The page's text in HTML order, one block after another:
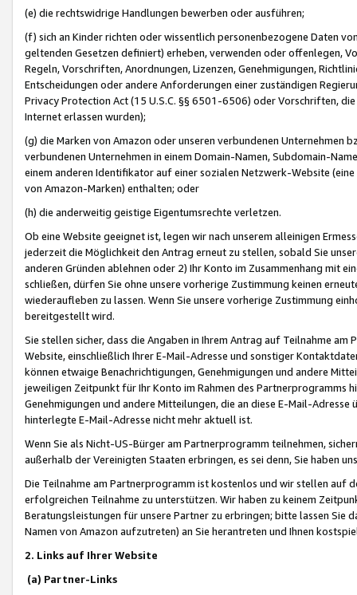
(e) die rechtswidrige Handlungen bewerben oder ausführen;
(f) sich an Kinder richten oder wissentlich personenbezogene Daten
geltenden Gesetzen definiert) erheben, verwenden oder offenlegen,
Regeln, Vorschriften, Anordnungen, Lizenzen, Genehmigungen,
Entscheidungen oder andere Anforderungen einer zuständigen
Privacy Protection Act (15 U.S.C. §§ 6501-6506) oder Vorschriften,
Internet erlassen wurden);
(g) die Marken von Amazon oder unseren verbundenen Unternehmen
verbundenen Unternehmen in einem Domain-Namen, Subdomain-
einem anderen Identifikator auf einer sozialen Netzwerk-Website
von Amazon-Marken) enthalten; oder
(h) die anderweitig geistige Eigentumsrechte verletzen.
Ob eine Website geeignet ist, legen wir nach unserem alleinigen
jederzeit die Möglichkeit den Antrag erneut zu stellen, sobald Sie
anderen Gründen ablehnen oder 2) Ihr Konto im Zusammenhang mit
schließen, dürfen Sie ohne unsere vorherige Zustimmung keinen
wiederaufleben zu lassen. Wenn Sie unsere vorherige Zustimmung
bereitgestellt wird.
Sie stellen sicher, dass die Angaben in Ihrem Antrag auf Teilnahme
Website, einschließlich Ihrer E-Mail-Adresse und sonstiger
können etwaige Benachrichtigungen, Genehmigungen und andere
jeweiligen Zeitpunkt für Ihr Konto im Rahmen des Partnerprogramms
Genehmigungen und andere Mitteilungen, die an diese E-Mail-
hinterlegte E-Mail-Adresse nicht mehr aktuell ist.
Wenn Sie als Nicht-US-Bürger am Partnerprogramm teilnehmen,
außerhalb der Vereinigten Staaten erbringen, es sei denn, Sie haben
Die Teilnahme am Partnerprogramm ist kostenlos und wir stellen auf
erfolgreichen Teilnahme zu unterstützen. Wir haben zu keinem
Beratungsleistungen für unsere Partner zu erbringen; bitte lassen Sie
Namen von Amazon aufzutreten) an Sie herantreten und Ihnen
2. Links auf Ihrer Website
(a) Partner-Links